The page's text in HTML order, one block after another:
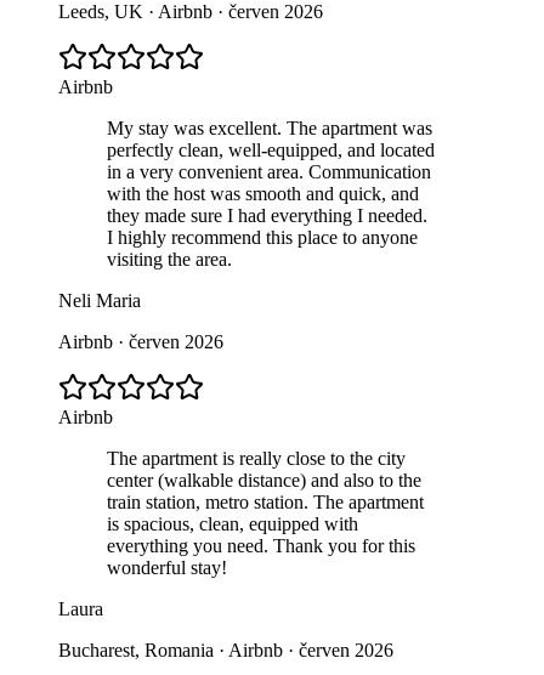
Leeds, UK · Airbnb · červen 2026
Airbnb
My stay was excellent. The apartment was
perfectly clean, well‑equipped, and located
in a very convenient area. Communication
with the host was smooth and quick, and
they made sure I had everything I needed.
I highly recommend this place to anyone
visiting the area.
Neli Maria
Airbnb · červen 2026
Airbnb
The apartment is really close to the city
center (walkable distance) and also to the
train station, metro station. The apartment
is spacious, clean, equipped with
everything you need. Thank you for this
wonderful stay!
Laura
Bucharest, Romania · Airbnb · červen 2026